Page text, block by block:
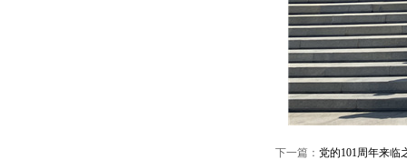
下一篇： 党的101周年来临